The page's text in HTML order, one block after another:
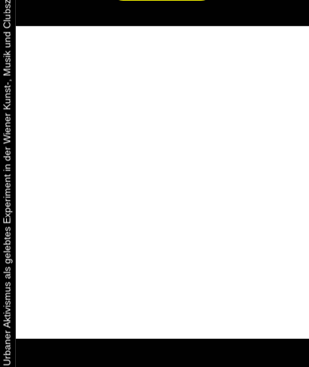
Urbaner Aktivismus als gelebtes Experiment in der Wiener Kunst-, Musik und Clubszene